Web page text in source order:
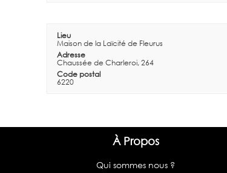
Lieu
Maison de la Laïcité de Fleurus
Adresse
Chaussée de Charleroi, 264
Code postal
6220
À Propos
Qui sommes nous ?